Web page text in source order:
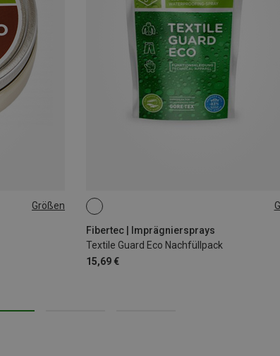
Größen
Fibertec | Imprägniersprays
Textile Guard Eco Nachfüllpack
15,69 €
500ML